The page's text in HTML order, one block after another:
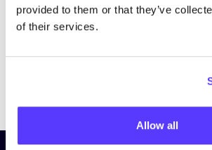
provided to them or that they’ve
of their services.
Allow all